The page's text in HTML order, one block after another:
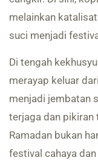
melainkan
suci menjadi
Di tengah
merayap keluar
menjadi jembatan
terjaga dan pikiran
Ramadan bukan
festival cahaya